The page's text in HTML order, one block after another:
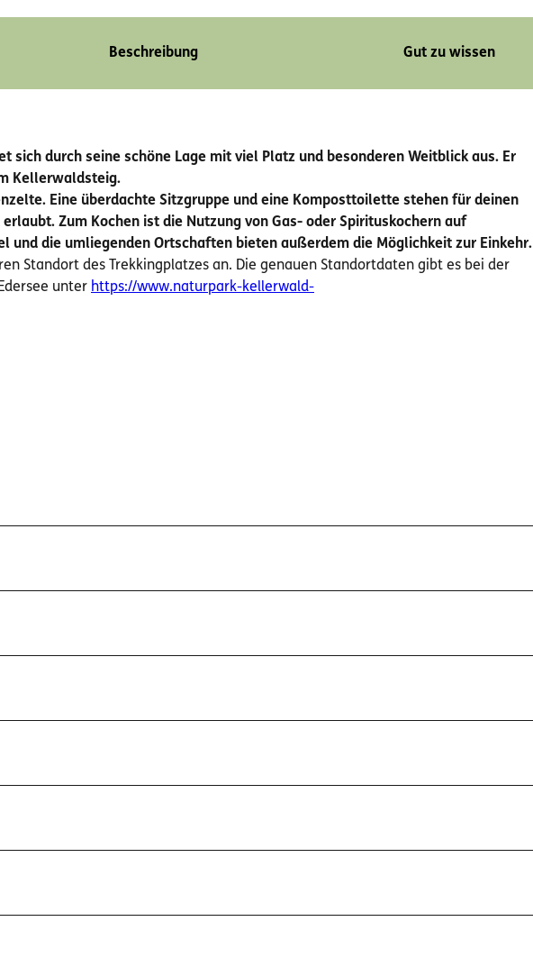
Beschreibung Gut zu wissen
sich durch seine schöne Lage mit viel Platz und besonderen Weitblick aus. Er
Kellerwaldsteig.
Eine überdachte Sitzgruppe und eine Komposttoilette stehen für deinen
Zum Kochen ist die Nutzung von Gas- oder Spirituskochern auf
und die umliegenden Ortschaften bieten außerdem die Möglichkeit zur Einkehr.
Standort des Trekkingplatzes an. Die genauen Standortdaten gibt es bei der
unter https://www.naturpark-kellerwald-